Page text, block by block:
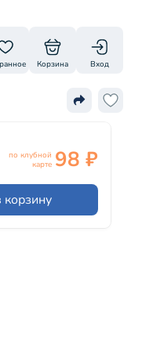
Корзина Вход
по клубной
карте 98 ₽